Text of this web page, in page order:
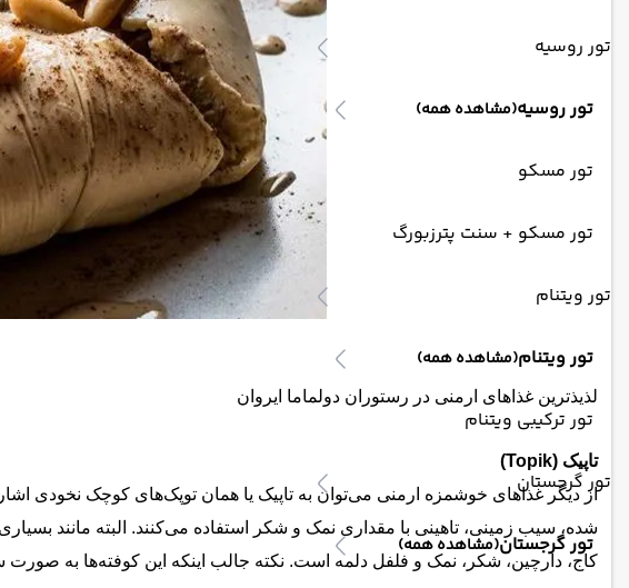
تور روسیه
تور روسیه(مشاهده همه)
تور مسکو
تور مسکو + سنت پترزبورگ
تور ویتنام
تور ویتنام(مشاهده همه)
تور ترکیبی ویتنام
تور گرجستان
تور گرجستان(مشاهده همه)
لذیذترین غذاهای ارمنی در رستوران دولماما ایروان
تاپیک (Topik)
از دیگر غذاهای خوشمزه ارمنی می‌توان به تاپیک یا همان توپک‌های کوچک نخودی
شده، سیب زمینی، تاهینی با مقداری نمک و شکر استفاده می‌کنند. البته مانند
کاج، دارچین، شکر، نمک و فلفل دلمه است. نکته جالب اینکه این کوفته‌ها به